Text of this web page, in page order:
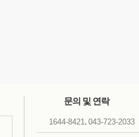
문의 및 연락
1644-8421, 043-723-2033